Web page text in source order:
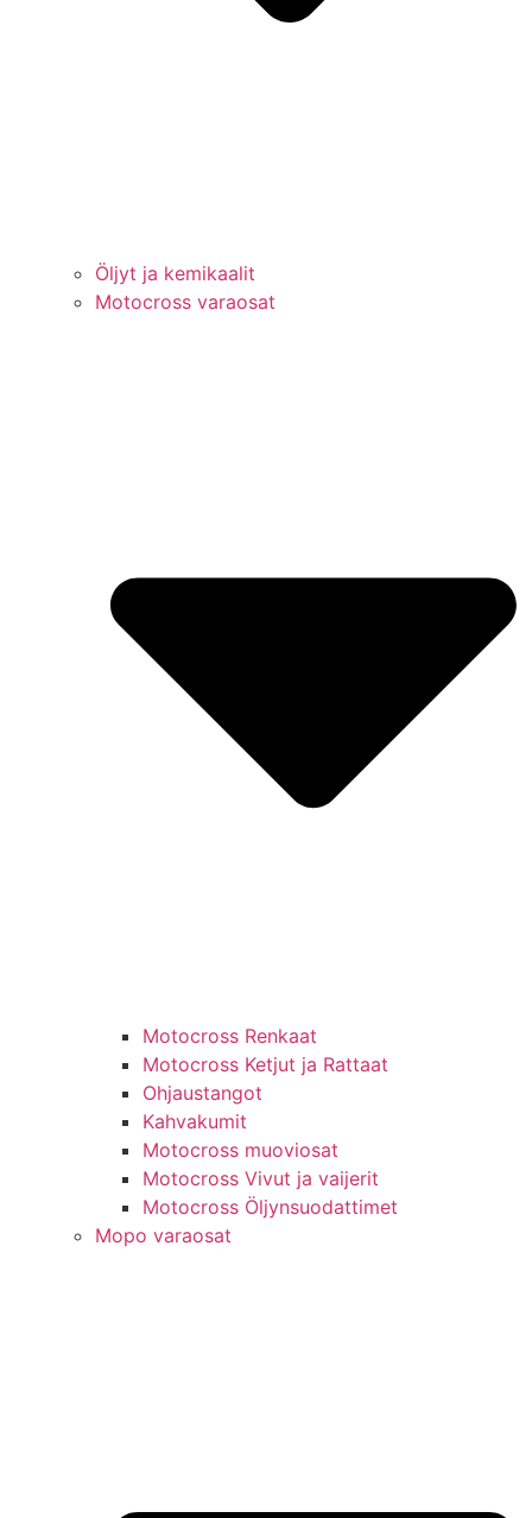
Öljyt ja kemikaalit
Motocross varaosat
Motocross Renkaat
Motocross Ketjut ja Rattaat
Ohjaustangot
Kahvakumit
Motocross muoviosat
Motocross Vivut ja vaijerit
Motocross Öljynsuodattimet
Mopo varaosat